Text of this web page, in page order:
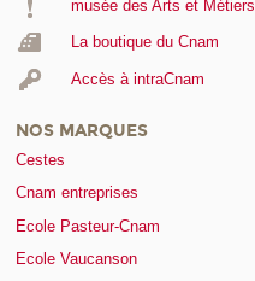
musée des Arts et Métiers
La boutique du Cnam
Accès à intraCnam
NOS MARQUES
Cestes
Cnam entreprises
Ecole Pasteur-Cnam
Ecole Vaucanson